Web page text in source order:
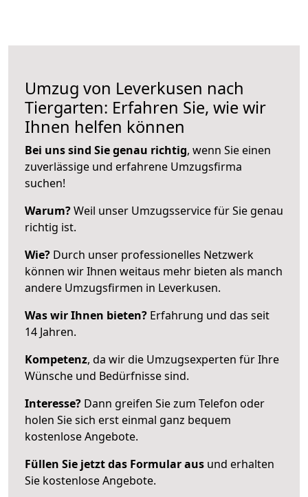
Umzug von Leverkusen nach
Tiergarten: Erfahren Sie, wie wir
Ihnen helfen können
Bei uns sind Sie genau richtig, wenn Sie einen
zuverlässige und erfahrene Umzugsfirma
suchen!
Warum?Weil unser Umzugsservice für Sie genau
richtig ist.
Wie? Durch unser professionelles Netzwerk
können wir Ihnen weitaus mehr bieten als manch
andere Umzugsfirmen in Leverkusen.
Was wir Ihnen bieten? Erfahrung und das seit
14 Jahren.
Kompetenz, da wir die Umzugsexperten für Ihre
Wünsche und Bedürfnisse sind.
Interesse? Dann greifen Sie zum Telefon oder
holen Sie sich erst einmal ganz bequem
kostenlose Angebote.
Füllen Sie jetzt das Formular aus und erhalten
Sie kostenlose Angebote.